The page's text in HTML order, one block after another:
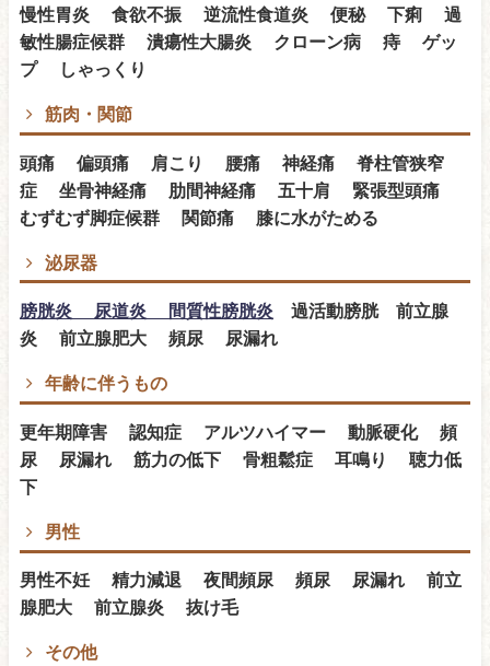
慢性胃炎 食欲不振 逆流性食道炎 便秘 下痢 過
敏性腸症候群 潰瘍性大腸炎 クローン病 痔 ゲッ
プ しゃっくり
筋肉・関節
頭痛 偏頭痛 肩こり 腰痛 神経痛 脊柱管狭窄
症 坐骨神経痛 肋間神経痛 五十肩 緊張型頭痛
むずむず脚症候群 関節痛 膝に水がためる
泌尿器
膀胱炎 尿道炎 間質性膀胱炎 過活動膀胱 前立腺
炎 前立腺肥大 頻尿 尿漏れ
年齢に伴うもの
更年期障害 認知症 アルツハイマー 動脈硬化 頻
尿 尿漏れ 筋力の低下 骨粗鬆症 耳鳴り 聴力低
下
男性
男性不妊 精力減退 夜間頻尿 頻尿 尿漏れ 前立
腺肥大 前立腺炎 抜け毛
その他